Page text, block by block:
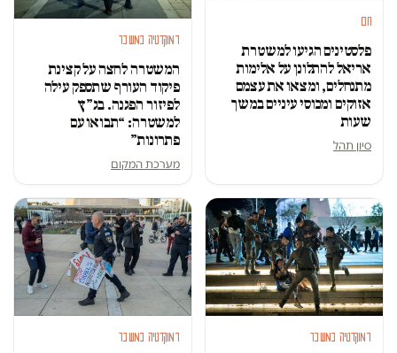
חם
פלסטינים הגיעו למשטרת
אריאל להתלונן על אלימות
מתנחלים, ומצאו את עצמם
אזוקים ומכוסי עיניים במשך
שעות
סיון תהל
דמוקרטיה במשבר
המשטרה לחצה על קצינת
פיקוד העורף שתספק עילה
לפיזור הפגנה. בג”ץ
למשטרה: “תבואו עם
פתרונות”
מערכת המקום
דמוקרטיה במשבר דמוקרטיה במשבר